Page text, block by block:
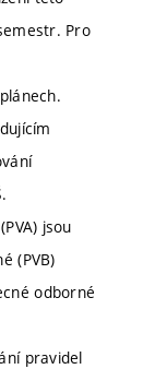
Pro
jsou
(PVB)
odborné
pravidel